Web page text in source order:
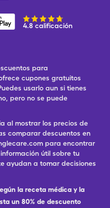
4.8 calificación
para
cupones gratuitos
usarlo aun si tienes
pero no se puede
al mostrar los precios de
comparar descuentos en
para encontrar
útil sobre tu
ayudan a tomar decisiones
la receta médica y la
un 80% de descuento